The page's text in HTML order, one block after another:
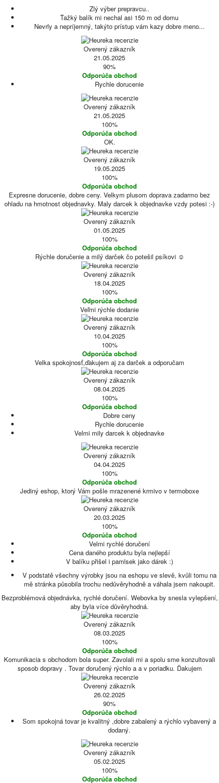
Zlý výber prepravcu..
Ťažký balík mi nechal asi 150 m od domu
Nevrly a nepríjemný, takýto prístup vám kazy dobre meno...
Overený zákazník
21.05.2025
90%
Odporúča obchod
Rychle dorucenie
Overený zákazník
21.05.2025
100%
Odporúča obchod
OK.
Overený zákazník
19.05.2025
100%
Odporúča obchod
Expresne dorucenie, dobre ceny. Velkym plusom doprava zadarmo bez
ohladu na hmotnost objednavky. Maly darcek k objednavke vzdy potesi :-)
Overený zákazník
01.05.2025
100%
Odporúča obchod
Rýchle doručenie a milý darček čo potešil psíkovi ☺️
Overený zákazník
18.04.2025
100%
Odporúča obchod
Veľmi rýchle dodanie
Overený zákazník
10.04.2025
100%
Odporúča obchod
Velka spokojnosť,ďakujem aj za darček a odporučam
Overený zákazník
08.04.2025
100%
Odporúča obchod
Dobre ceny
Rychle dorucenie
Velmi mily darcek k objednavke
Overený zákazník
04.04.2025
100%
Odporúča obchod
Jediný eshop, ktorý Vám pošle mrazenené krmivo v termoboxe
Overený zákazník
20.03.2025
100%
Odporúča obchod
Velmi rychlé doručení
Cena daného produktu byla nejlepší
V balíku přišel i pamlsek jako dárek :)
V podstatě všechny výrobky jsou na eshopu ve slevě, kvůli tomu na
mě stránka působila trochu nedůvěryhodně a váhala jsem nakoupit.
Bezproblémová objednávka, rychlé doručení. Webovka by snesla vylepšení,
aby byla více důvěryhodná.
Overený zákazník
08.03.2025
100%
Odporúča obchod
Komunikacia s obchodom bola super. Zavolali mi a spolu sme konzultovali
sposob dopravy . Tovar doručený rýchlo a a v poriadku. Ďakujem
Overený zákazník
26.02.2025
90%
Odporúča obchod
Som spokojná tovar je kvalitný ,dobre zabalený a rýchlo vybavený a
dodaný.
Overený zákazník
05.02.2025
100%
Odporúča obchod